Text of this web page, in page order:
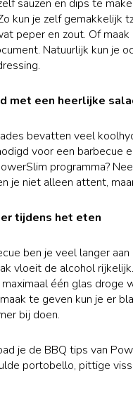
sauzen en dips te
kun je zelf gemakkelijk
peper en zout. Of
Natuurlijk kun je
met een heerlijke
bevatten veel
voor een barbecue
programma?
je niet alleen attent,
tijdens het eten
ben je veel langer
vloeit de alcohol
één glas droge
te geven kun je er
bij doen.
je de BBQ tips van
portobello, pittige